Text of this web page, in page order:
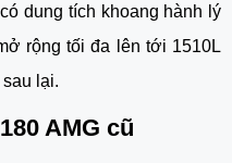
dung tích khoang hành lý
rộng tối đa lên tới 1510L
lại.
AMG cũ